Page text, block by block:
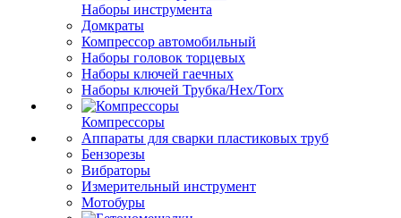
Наборы инструмента
Домкраты
Компрессор автомобильный
Наборы головок торцевых
Наборы ключей гаечных
Наборы ключей Трубка/Hex/Torx
Компрессоры
Аппараты для сварки пластиковых труб
Бензорезы
Вибраторы
Измерительный инструмент
Мотобуры